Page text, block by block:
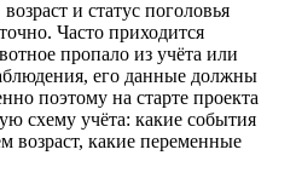
и статус поголовья
Часто приходится
пропало из учёта или
его данные должны
поэтому на старте проекта
схему учёта: какие события
возраст, какие переменные